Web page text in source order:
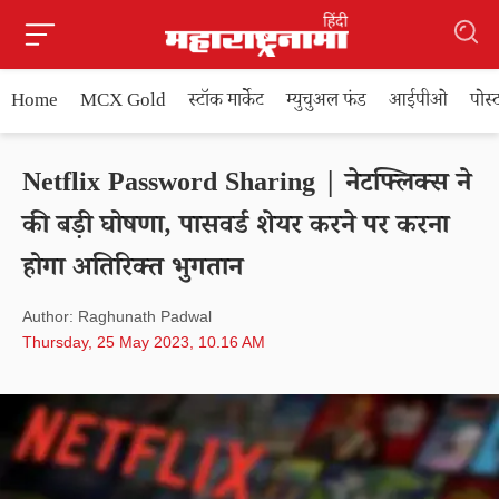
Home MCX Gold स्टॉक मार्केट म्युचुअल फंड आईपीओ
Netflix Password Sharing | नेटफ्लिक्स ने
की बड़ी घोषणा, पासवर्ड शेयर करने पर करना
होगा अतिरिक्त भुगतान
Author: Raghunath Padwal
Thursday, 25 May 2023, 10.16 AM